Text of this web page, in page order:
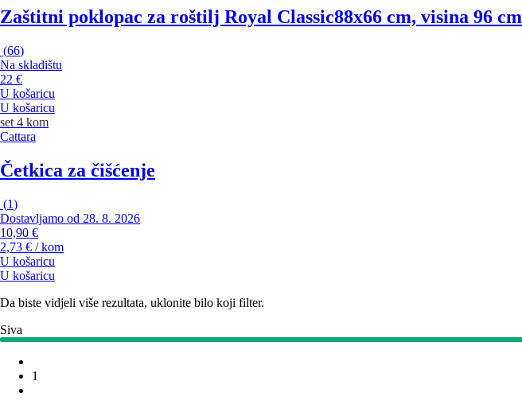
Zaštitni poklopac za roštilj Royal Classic88x66 cm, visina 96 cm
(66)
Na skladištu
22 €
U košaricu
U košaricu
set 4 kom
Cattara
Četkica za čišćenje
(1)
Dostavljamo od 28. 8. 2026
10,90 €
2,73 € / kom
U košaricu
U košaricu
Da biste vidjeli više rezultata, uklonite bilo koji filter.
Siva
1